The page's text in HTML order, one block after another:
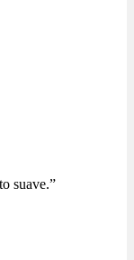
suave.”